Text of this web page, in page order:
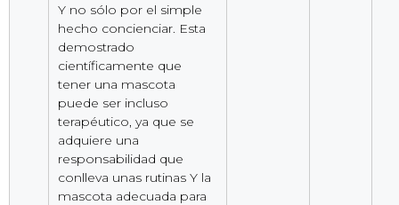
Y no sólo por el simple
hecho concienciar. Esta
demostrado
científicamente que
tener una mascota
puede ser incluso
terapéutico, ya que se
adquiere una
responsabilidad que
conlleva unas rutinas Y la
mascota adecuada para